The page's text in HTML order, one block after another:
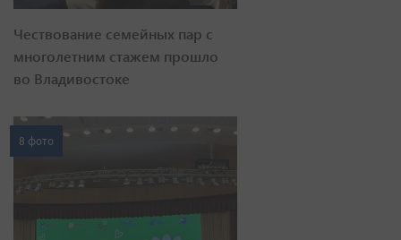
Чествование семейных пар с
многолетним стажем прошло
во Владивостоке
8 фото